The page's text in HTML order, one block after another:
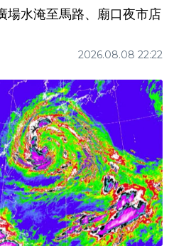
水淹至馬路、廟口夜市店
2026.08.08 22:22